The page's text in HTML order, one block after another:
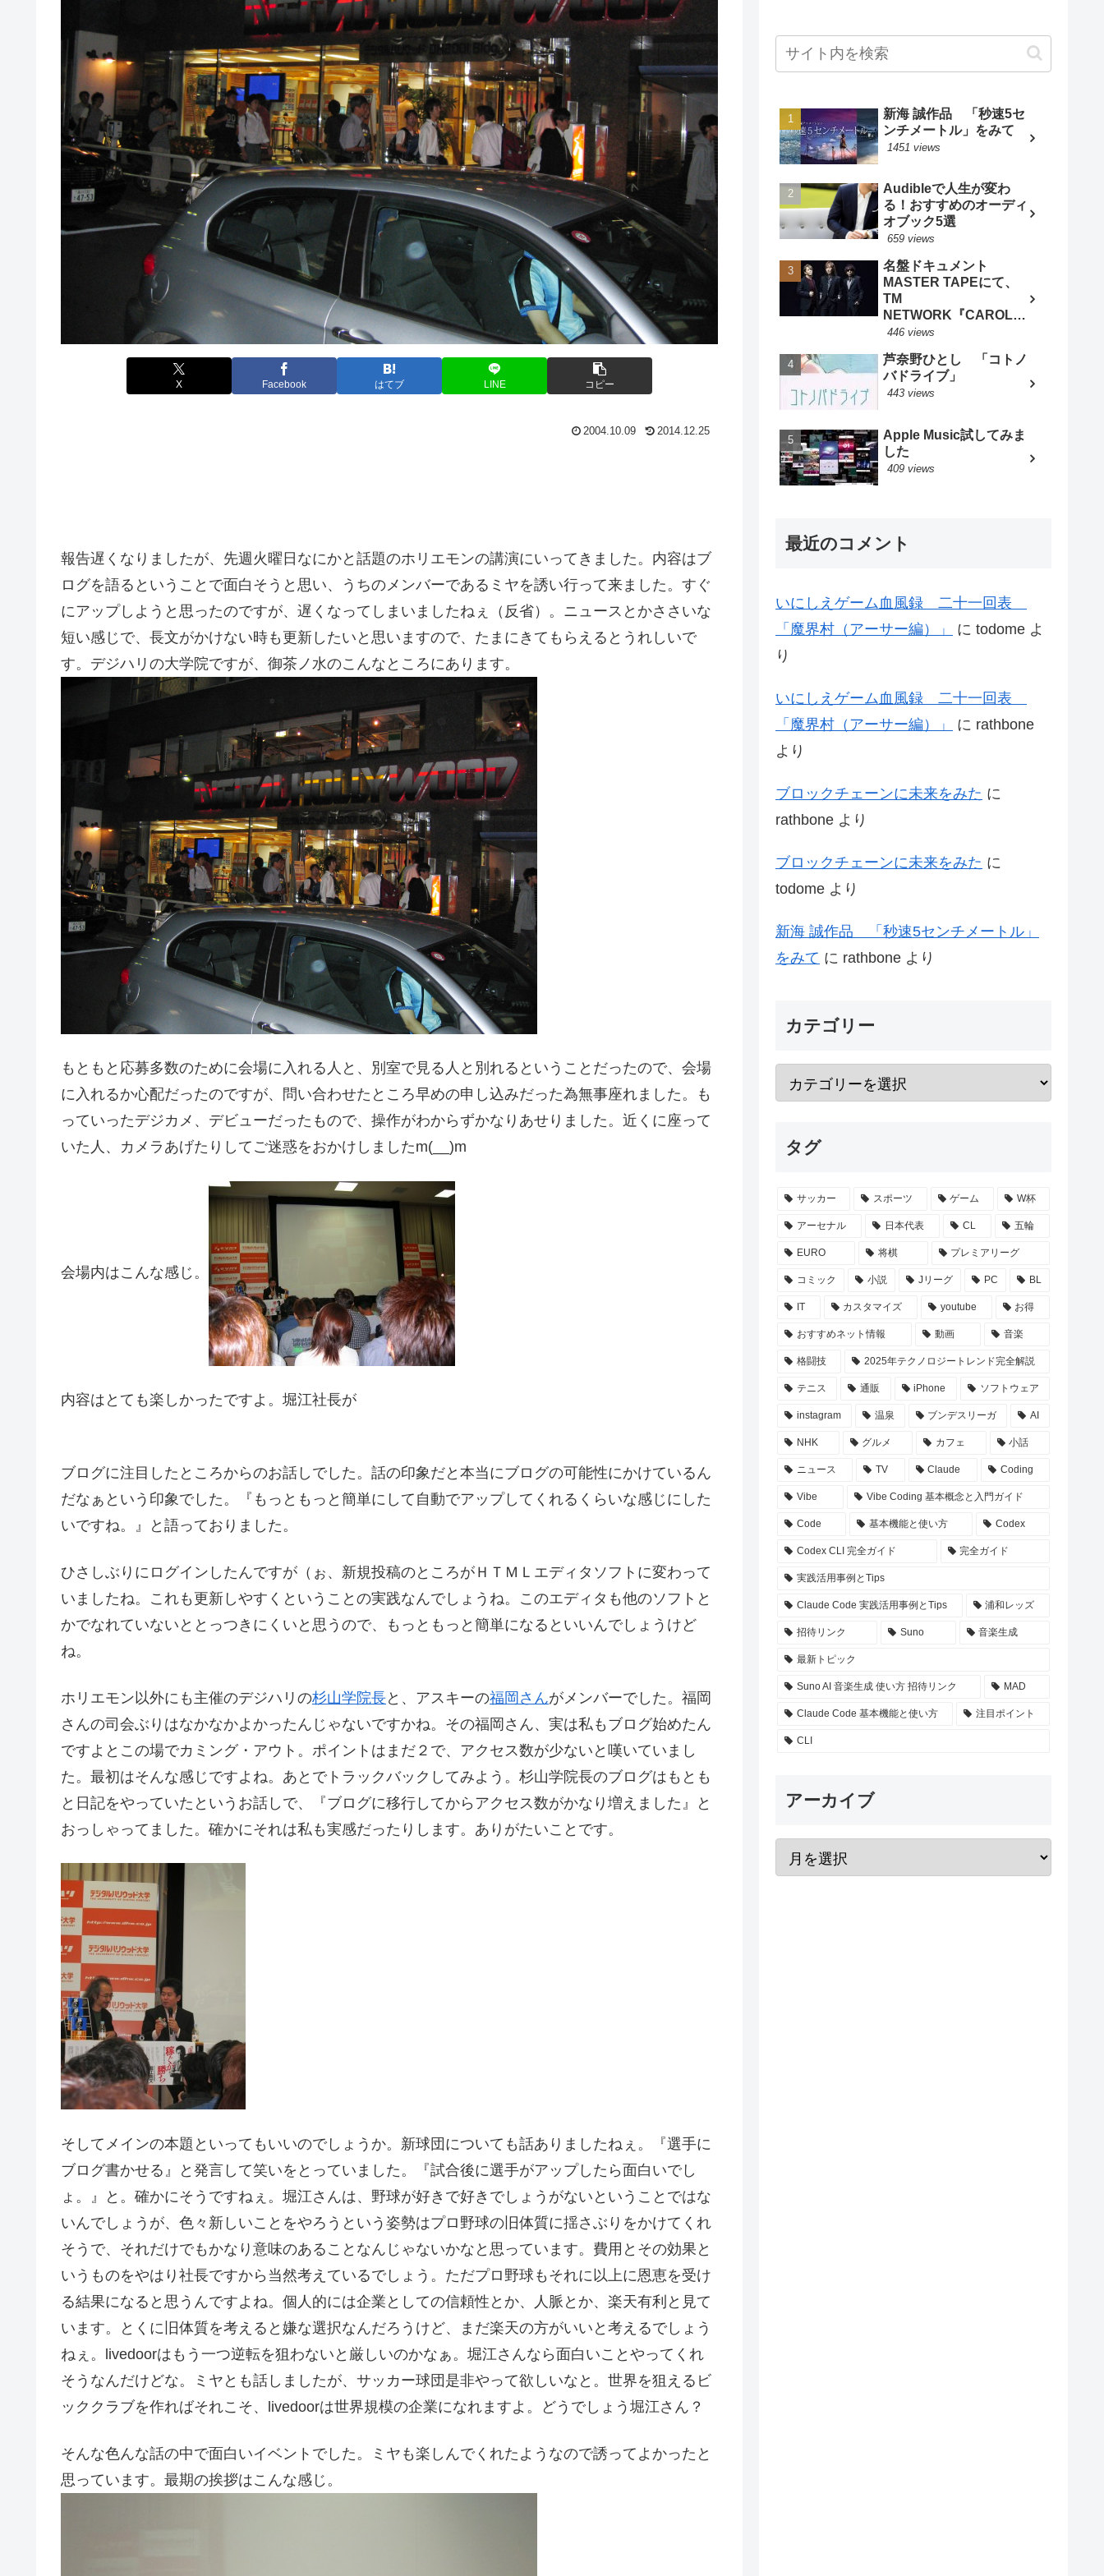
X Facebook はてブ LINE コピー
2004.10.09 2014.12.25
報告遅くなりましたが、先週火曜日なにかと話題のホリエモンの講演にいってきました。内容はブ
ログを語るということで面白そうと思い、うちのメンバーであるミヤを誘い行って来ました。すぐ
にアップしようと思ったのですが、遅くなってしまいましたねぇ（反省）。ニュースとかささいな
短い感じで、長文がかけない時も更新したいと思いますので、たまにきてもらえるとうれしいで
す。デジハリの大学院ですが、御茶ノ水のこんなところにあります。
もともと応募多数のために会場に入れる人と、別室で見る人と別れるということだったので、会場
に入れるか心配だったのですが、問い合わせたところ早めの申し込みだった為無事座れました。も
っていったデジカメ、デビューだったもので、操作がわからずかなりあせりました。近くに座って
いた人、カメラあげたりしてご迷惑をおかけしましたm(__)m
会場内はこんな感じ。
内容はとても楽しかったですよ。堀江社長が
ブログに注目したところからのお話しでした。話の印象だと本当にブログの可能性にかけているん
だなぁという印象でした。『もっともっと簡単にして自動でアップしてくれるくらいな感じにした
いですね。』と語っておりました。
ひさしぶりにログインしたんですが（ぉ、新規投稿のところがＨＴＭＬエディタソフトに変わって
いましたね。これも更新しやすくということの実践なんでしょうね。このエディタも他のソフトと
かでなれていないととっつきにくいと思うので、もっともっと簡単になるといいんでしょうけど
ね。
ホリエモン以外にも主催のデジハリの杉山学院長と、アスキーの福岡さんがメンバーでした。福岡
さんの司会ぶりはなかなかよかったんじゃないですかね。その福岡さん、実は私もブログ始めたん
ですよとこの場でカミング・アウト。ポイントはまだ２で、アクセス数が少ないと嘆いていまし
た。最初はそんな感じですよね。あとでトラックバックしてみよう。杉山学院長のブログはもとも
と日記をやっていたというお話しで、『ブログに移行してからアクセス数がかなり増えました』と
おっしゃってました。確かにそれは私も実感だったりします。ありがたいことです。
そしてメインの本題といってもいいのでしょうか。新球団についても話ありましたねぇ。『選手に
ブログ書かせる』と発言して笑いをとっていました。『試合後に選手がアップしたら面白いでし
ょ。』と。確かにそうですねぇ。堀江さんは、野球が好きで好きでしょうがないということではな
いんでしょうが、色々新しいことをやろうという姿勢はプロ野球の旧体質に揺さぶりをかけてくれ
そうで、それだけでもかなり意味のあることなんじゃないかなと思っています。費用とその効果と
いうものをやはり社長ですから当然考えているでしょう。ただプロ野球もそれに以上に恩恵を受け
る結果になると思うんですよね。個人的には企業としての信頼性とか、人脈とか、楽天有利と見て
います。とくに旧体質を考えると嫌な選択なんだろうけど、まだ楽天の方がいいと考えるでしょう
ねぇ。livedoorはもう一つ逆転を狙わないと厳しいのかなぁ。堀江さんなら面白いことやってくれ
そうなんだけどな。ミヤとも話しましたが、サッカー球団是非やって欲しいなと。世界を狙えるビ
ッククラブを作ればそれこそ、livedoorは世界規模の企業になれますよ。どうでしょう堀江さん？
そんな色んな話の中で面白いイベントでした。ミヤも楽しんでくれたようなので誘ってよかったと
思っています。最期の挨拶はこんな感じ。
新海 誠作品 「秒速5セ
ンチメートル」をみて
1451 views
Audibleで人生が変わ
る！おすすめのオーディ
オブック5選
659 views
名盤ドキュメント
MASTER TAPEにて、
TM
NETWORK『CAROL』
特集 - BARKS音楽ニュ
446 views
芦奈野ひとし 「コトノ
バドライブ」
443 views
Apple Music試してみま
した
409 views
最近のコメント
いにしえゲーム血風録 二十一回表
「魔界村（アーサー編）」
に todome よ
り
いにしえゲーム血風録 二十一回表
「魔界村（アーサー編）」
に rathbone
より
ブロックチェーンに未来をみた に
rathbone より
ブロックチェーンに未来をみた に
todome より
新海 誠作品 「秒速5センチメートル」
をみて に rathbone より
カテゴリー
タグ
サッカー スポーツ ゲーム W杯
アーセナル 日本代表 CL 五輪
EURO 将棋 プレミアリーグ
コミック 小説 Jリーグ PC BL
IT カスタマイズ youtube お得
おすすめネット情報 動画 音楽
格闘技 2025年テクノロジートレンド完全解説
テニス 通販 iPhone ソフトウェア
instagram 温泉 ブンデスリーガ AI
NHK グルメ カフェ 小話
ニュース TV Claude Coding
Vibe Vibe Coding 基本概念と入門ガイド
Code 基本機能と使い方 Codex
Codex CLI 完全ガイド 完全ガイド
実践活用事例とTips
Claude Code 実践活用事例とTips 浦和レッズ
招待リンク Suno 音楽生成
最新トピック
Suno AI 音楽生成 使い方 招待リンク MAD
Claude Code 基本機能と使い方 注目ポイント
CLI
アーカイブ